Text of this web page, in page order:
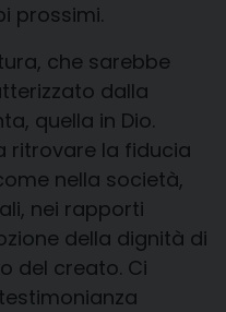
prossimi.
che sarebbe
dalla
quella in Dio.
ritrovare la fiducia
nella società,
nei rapporti
della dignità di
del creato. Ci